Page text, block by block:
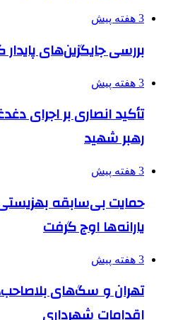
3 هفته پیش
بررسی جایگزین‌های
3 هفته پیش
تأکید انصاری بر اجرای
رهبر شهید
3 هفته پیش
حمایت بی‌سابقه
یارانه‌ها اوج گرفت
3 هفته پیش
تهران و سگ‌های بلاصاحب،